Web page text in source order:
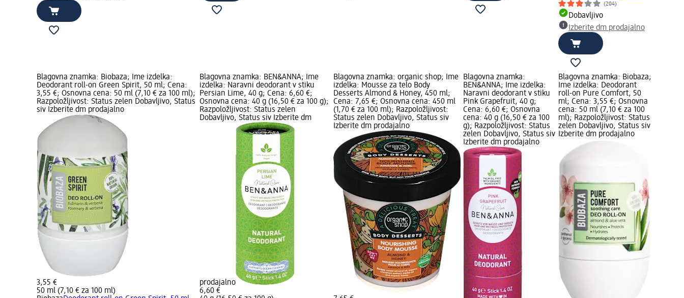
(204)
Dobavljivo
Izberite dm prodajalno
Blagovna znamka: Biobaza; Ime izdelka:
Deodorant roll-on Green Spirit, 50 ml; Cena:
3,55 €; Osnovna cena: 50 ml (7,10 € za 100 ml);
Razpoložljivost: Status zelen Dobavljivo, Status
siv Izberite dm prodajalno
3,55 €
50 ml (7,10 € za 100 ml)
Blagovna znamka: BEN&ANNA; Ime
izdelka: Naravni deodorant v stiku
Persian Lime, 40 g; Cena: 6,60 €;
Osnovna cena: 40 g (16,50 € za 100 g);
Razpoložljivost: Status zelen
Dobavljivo, Status siv Izberite dm
prodajalno
6,60 €
Blagovna znamka: organic shop; Ime
izdelka: Mousse za telo Body
Desserts Almond & Honey, 450 ml;
Cena: 7,65 €; Osnovna cena: 450 ml
(1,70 € za 100 ml); Razpoložljivost:
Status zelen Dobavljivo, Status siv
Izberite dm prodajalno
Blagovna znamka:
BEN&ANNA; Ime izdelka:
Naravni deodorant v stiku
Pink Grapefruit, 40 g;
Cena: 6,60 €; Osnovna
cena: 40 g (16,50 € za 100
g); Razpoložljivost: Status
zelen Dobavljivo, Status siv
Izberite dm prodajalno
Blagovna znamka: Biobaza;
Ime izdelka: Deodorant
roll-on Pure Comfort, 50
ml; Cena: 3,55 €; Osnovna
cena: 50 ml (7,10 € za 100
ml); Razpoložljivost: Status
zelen Dobavljivo, Status siv
Izberite dm prodajalno